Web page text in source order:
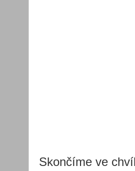
Skončíme ve